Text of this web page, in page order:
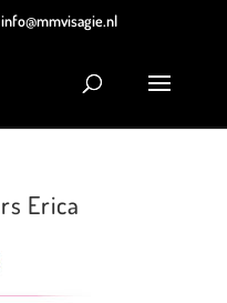
info@mmvisagie.nl
Erica